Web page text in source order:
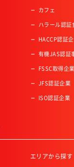
カフェ
ハラール認
HACCP認証
有機JAS認証
FSSC取得企業
JFS認証企業
ISO認証企業
エリアから探す